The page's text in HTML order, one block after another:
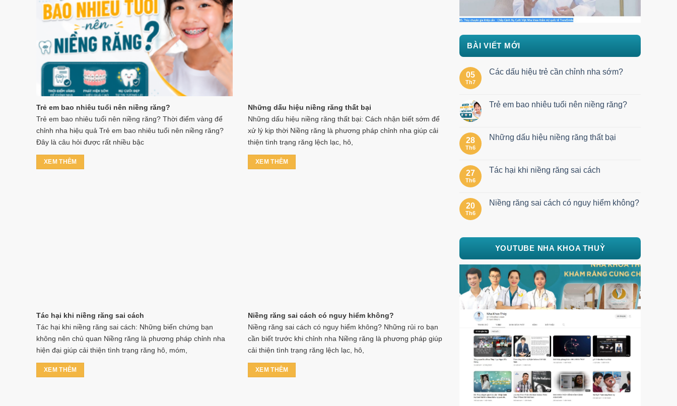
Trẻ em bao nhiêu tuổi nên niềng răng?
Trẻ em bao nhiêu tuổi nên niềng răng? Thời điểm vàng để
chỉnh nha hiệu quả Trẻ em bao nhiêu tuổi nên niềng răng?
Đây là câu hỏi được rất nhiều bậc
XEM THÊM
Những dấu hiệu niềng răng thất bại
Những dấu hiệu niềng răng thất bại: Cách nhận biết sớm để
xử lý kịp thời Niềng răng là phương pháp chỉnh nha giúp cải
thiện tình trạng răng lệch lạc, hô,
XEM THÊM
Tác hại khi niềng răng sai cách
Tác hại khi niềng răng sai cách: Những biến chứng bạn
không nên chủ quan Niềng răng là phương pháp chỉnh nha
hiện đại giúp cải thiện tình trạng răng hô, móm,
XEM THÊM
Niềng răng sai cách có nguy hiểm không?
Niềng răng sai cách có nguy hiểm không? Những rủi ro bạn
cần biết trước khi chỉnh nha Niềng răng là phương pháp giúp
cải thiện tình trạng răng lệch lạc, hô,
XEM THÊM
BÀI VIẾT MỚI
05
Th7
Các dấu hiệu trẻ cần chỉnh nha sớm?
Trẻ em bao nhiêu tuổi nên niềng răng?
28
Th6
Những dấu hiệu niềng răng thất bại
27
Th6
Tác hại khi niềng răng sai cách
20
Th6
Niềng răng sai cách có nguy hiểm không?
YOUTUBE NHA KHOA THUỲ